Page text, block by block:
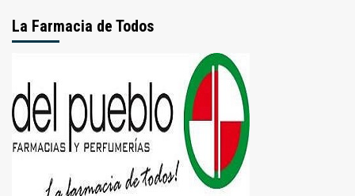
La Farmacia de Todos